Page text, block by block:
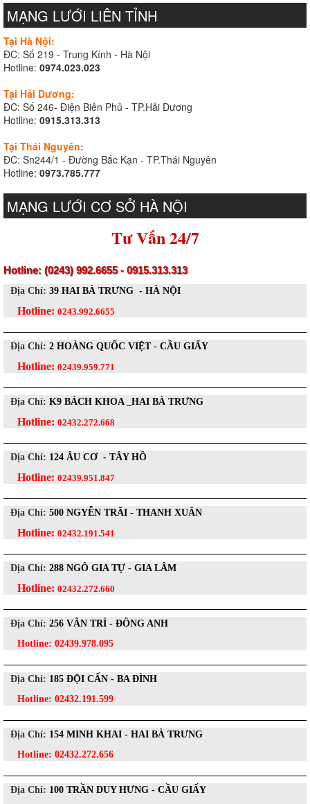
MẠNG LƯỚI LIÊN TỈNH
Tại Hà Nội:
ĐC: Số 219 - Trung Kính - Hà Nội
Hotline: 0974.023.023
Tại Hải Dương:
ĐC: Số 246- Điện Biên Phủ - TP.Hải Dương
Hotline: 0915.313.313
Tại Thái Nguyên:
ĐC: Sn244/1 - Đường Bắc Kạn - TP.Thái Nguyên
Hotline: 0973.785.777
MẠNG LƯỚI CƠ SỞ HÀ NỘI
Tư Vấn 24/7
Hotline: (0243) 992.6655 - 0915.313.313
Địa Chỉ: 39 HAI BÀ TRƯNG - HÀ NỘI
Hotline: 0243.992.6655
Địa Chỉ: 2 HOÀNG QUỐC VIỆT - CẦU GIẤY
Hotline: 02439.959.771
Địa Chỉ: K9 BÁCH KHOA _HAI BÀ TRƯNG
Hotline: 02432.272.668
Địa Chỉ: 124 ÂU CƠ - TÂY HỒ
Hotline: 02439.951.847
Địa Chỉ: 500 NGYỄN TRÃI - THANH XUÂN
Hotline: 02432.191.541
Địa Chỉ: 288 NGÔ GIA TỰ - GIA LÂM
Hotline: 02432.272.660
Địa Chỉ: 256 VÂN TRÌ - ĐÔNG ANH
Hotline: 02439.978.095
Địa Chỉ: 185 ĐỘI CẤN - BA ĐÌNH
Hotline: 02432.191.599
Địa Chỉ: 154 MINH KHAI - HAI BÀ TRƯNG
Hotline: 02432.272.656
Địa Chỉ: 100 TRẦN DUY HƯNG - CẦU GIẤY